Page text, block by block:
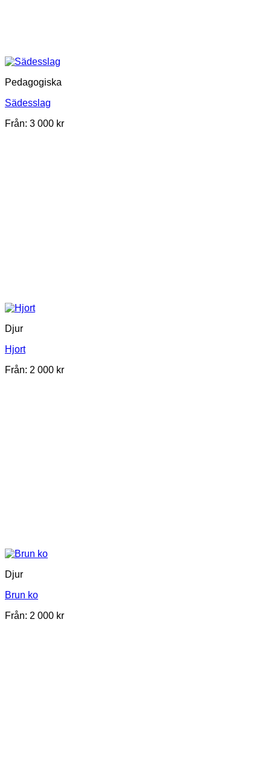
Pedagogiska
Sädesslag
Från: 3 000 kr
Djur
Hjort
Från: 2 000 kr
Djur
Brun ko
Från: 2 000 kr